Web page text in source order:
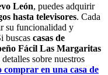
León, puedes adquirir
hasta televisores. Cada
su funcionalidad y
buscas casas de
Fácil Las Margaritas
sobre nuestros
comprar en una casa de